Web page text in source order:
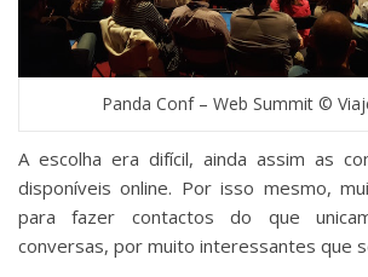
Panda Conf – Web Summit ©
A escolha era difícil, ainda assim as
disponíveis online. Por isso mesmo,
para fazer contactos do que
conversas, por muito interessantes que